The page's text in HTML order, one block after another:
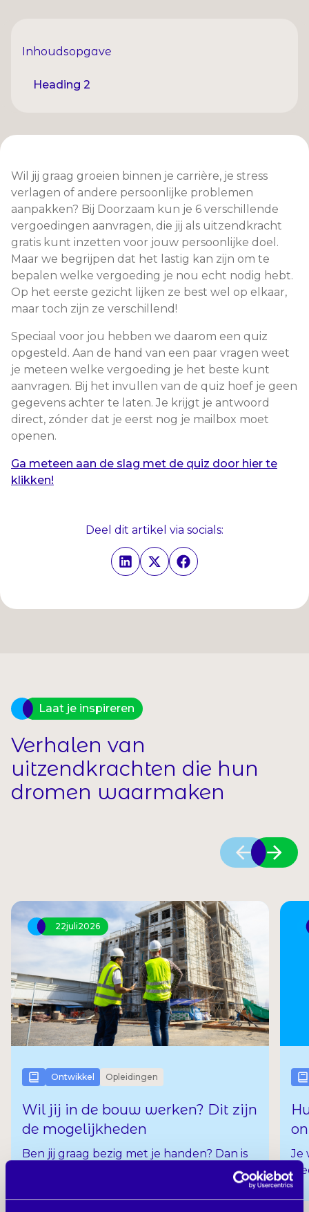
Inhoudsopgave
Heading 2
Wil jij graag groeien binnen je carrière, je stress
verlagen of andere persoonlijke problemen
aanpakken? Bij Doorzaam kun je 6 verschillende
vergoedingen aanvragen, die jij als uitzendkracht
gratis kunt inzetten voor jouw persoonlijke doel.
Maar we begrijpen dat het lastig kan zijn om te
bepalen welke vergoeding je nou echt nodig hebt.
Op het eerste gezicht lijken ze best wel op elkaar,
maar toch zijn ze verschillend!
Speciaal voor jou hebben we daarom een quiz
opgesteld. Aan de hand van een paar vragen weet
je meteen welke vergoeding je het beste kunt
aanvragen. Bij het invullen van de quiz hoef je geen
gegevens achter te laten. Je krijgt je antwoord
direct, zónder dat je eerst nog je mailbox moet
openen.
Ga meteen aan de slag met de quiz door hier te
klikken!
Deel dit artikel via socials:
Laat je inspireren
Verhalen van
uitzendkrachten die hun
dromen waarmaken
22juli2026
Ontwikkel Opleidingen
Wil jij in de bouw werken? Dit zijn
de mogelijkheden
Ben jij graag bezig met je handen? Dan is
werken in de bouw misschien wel iets voor
bouwen, afwerken of inrichten, er zijn
Je